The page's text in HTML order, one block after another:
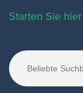
Starten Sie